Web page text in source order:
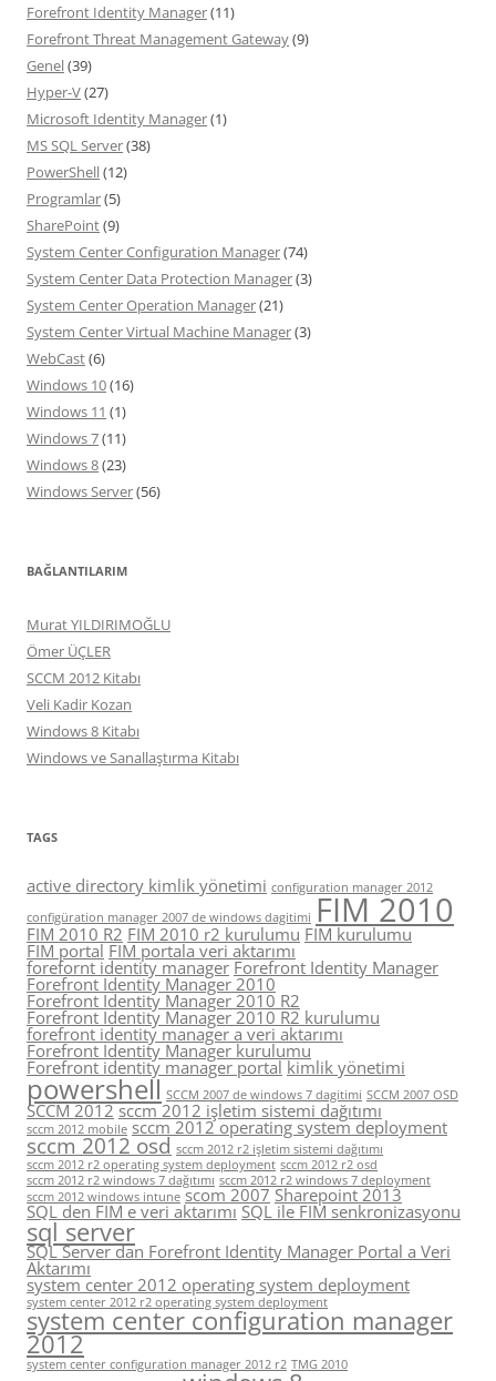
Forefront Identity Manager(11)
Forefront Threat Management Gateway(9)
Genel(39)
Hyper-V(27)
Microsoft Identity Manager(1)
MS SQL Server(38)
PowerShell(12)
Programlar(5)
SharePoint(9)
System Center Configuration Manager(74)
System Center Data Protection Manager(3)
System Center Operation Manager(21)
System Center Virtual Machine Manager(3)
WebCast(6)
Windows 10(16)
Windows 11 (1)
Windows 7(11)
Windows 8(23)
Windows Server(56)
BAĞLANTILARIM
Murat YILDIRIMOĞLU
Ömer ÜÇLER
SCCM 2012 Kitabı
Veli Kadir Kozan
Windows 8 Kitabı
Windows ve Sanallaştırma Kitabı
TAGS
active directory kimlik yönetimi configuration manager 2012
configüration manager 2007 de windows dagitimi FIM 2010
FIM 2010 R2 FIM 2010 r2 kurulumu FIM kurulumu
FIM portal FIM portala veri aktarımı
forefornt identity manager Forefront Identity Manager
Forefront Identity Manager 2010
Forefront Identity Manager 2010 R2
Forefront Identity Manager 2010 R2 kurulumu
forefront identity manager a veri aktarımı
Forefront Identity Manager kurulumu
Forefront identity manager portal kimlik yönetimi
powershell SCCM 2007 de windows 7 dagitimi SCCM 2007 OSD
SCCM 2012 sccm 2012 işletim sistemi dağıtımı
sccm 2012 mobile sccm 2012 operating system deployment
sccm 2012 osd sccm 2012 r2 işletim sistemi dağıtımı
sccm 2012 r2 operating system deployment sccm 2012 r2 osd
sccm 2012 r2 windows 7 dağıtımı sccm 2012 r2 windows 7 deployment
sccm 2012 windows intune scom 2007 Sharepoint 2013
SQL den FIM e veri aktarımı SQL ile FIM senkronizasyonu
sql server
SQL Server dan Forefront Identity Manager Portal a Veri
Aktarımı
system center 2012 operating system deployment
system center 2012 r2 operating system deployment
system center configuration manager
2012
system center configuration manager 2012 r2 TMG 2010